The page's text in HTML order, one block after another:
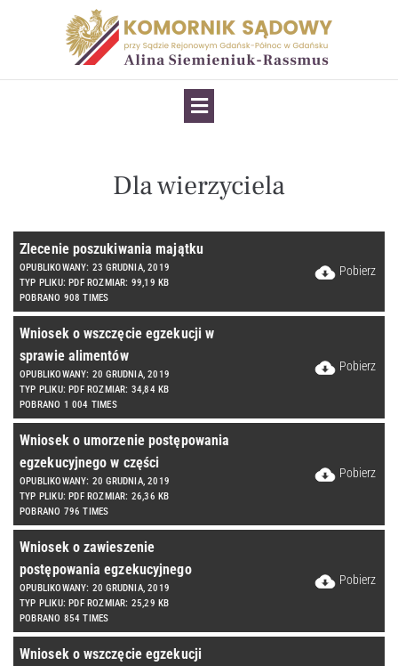
Dla wierzyciela
Zlecenie poszukiwania majątku
OPUBLIKOWANY: 23 GRUDNIA, 2019
TYP PLIKU: PDF ROZMIAR: 99,19 KB
POBRANO 908 TIMES
Pobierz
Wniosek o wszczęcie egzekucji w
sprawie alimentów
OPUBLIKOWANY: 20 GRUDNIA, 2019
TYP PLIKU: PDF ROZMIAR: 34,84 KB
POBRANO 1 004 TIMES
Pobierz
Wniosek o umorzenie postępowania
egzekucyjnego w części
OPUBLIKOWANY: 20 GRUDNIA, 2019
TYP PLIKU: PDF ROZMIAR: 26,36 KB
POBRANO 796 TIMES
Pobierz
Wniosek o zawieszenie
postępowania egzekucyjnego
OPUBLIKOWANY: 20 GRUDNIA, 2019
TYP PLIKU: PDF ROZMIAR: 25,29 KB
POBRANO 854 TIMES
Pobierz
Wniosek o wszczęcie egzekucji